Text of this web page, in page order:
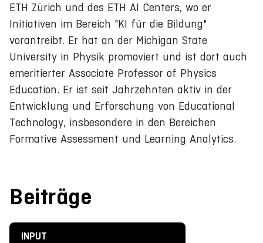
ETH Zürich und des ETH AI Centers, wo er
Initiativen im Bereich "KI für die Bildung"
vorantreibt. Er hat an der Michigan State
University in Physik promoviert und ist dort auch
emeritierter Associate Professor of Physics
Education. Er ist seit Jahrzehnten aktiv in der
Entwicklung und Erforschung von Educational
Technology, insbesondere in den Bereichen
Formative Assessment und Learning Analytics.
Beiträge
INPUT